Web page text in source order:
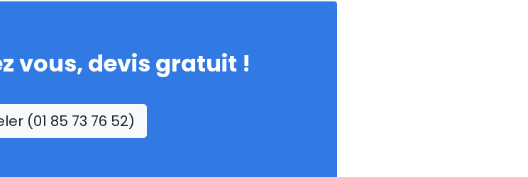
vous, devis gratuit !
(01 85 73 76 52)